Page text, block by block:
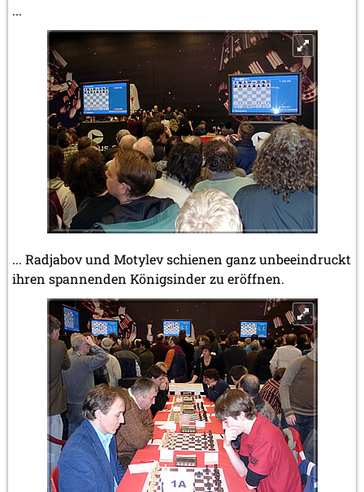
...
... Radjabov und Motylev schienen ganz unbeeindruckt
ihren spannenden Königsinder zu eröffnen.